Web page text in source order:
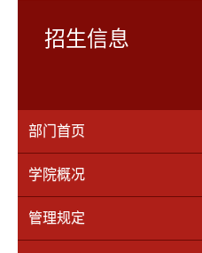
招生信息
部门首页
学院概况
管理规定